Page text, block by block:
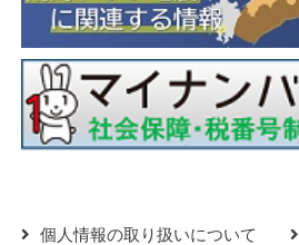
個人情報の取り扱いについて